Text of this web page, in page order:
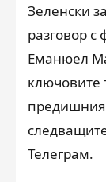
Зеленски
разговор с
Еманюел
ключовите
Телеграм.